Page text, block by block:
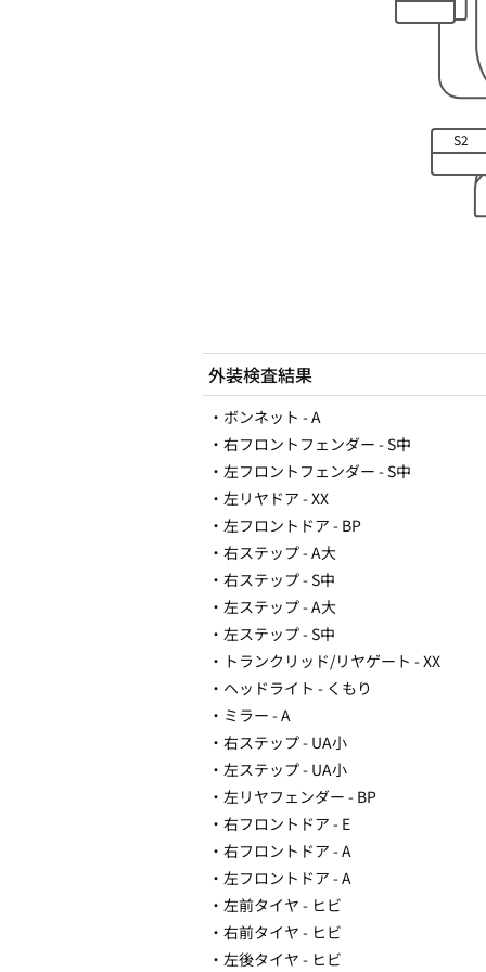
S2
外装検査結果
・ボンネット - A
・右フロントフェンダー - S中
・左フロントフェンダー - S中
・左リヤドア - XX
・左フロントドア - BP
・右ステップ - A大
・右ステップ - S中
・左ステップ - A大
・左ステップ - S中
・トランクリッド/リヤゲート - XX
・ヘッドライト - くもり
・ミラー - A
・右ステップ - UA小
・左ステップ - UA小
・左リヤフェンダー - BP
・右フロントドア - E
・右フロントドア - A
・左フロントドア - A
・左前タイヤ - ヒビ
・右前タイヤ - ヒビ
・左後タイヤ - ヒビ